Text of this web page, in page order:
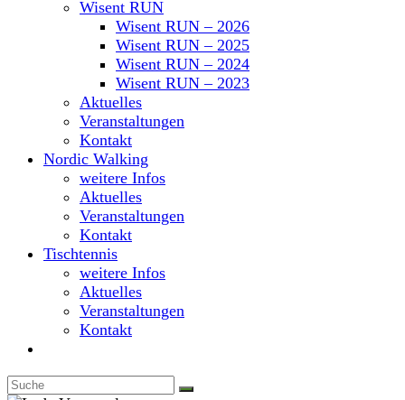
Wisent RUN
Wisent RUN – 2026
Wisent RUN – 2025
Wisent RUN – 2024
Wisent RUN – 2023
Aktuelles
Veranstaltungen
Kontakt
Nordic Walking
weitere Infos
Aktuelles
Veranstaltungen
Kontakt
Tischtennis
weitere Infos
Aktuelles
Veranstaltungen
Kontakt